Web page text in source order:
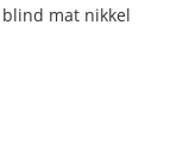
mat nikkel